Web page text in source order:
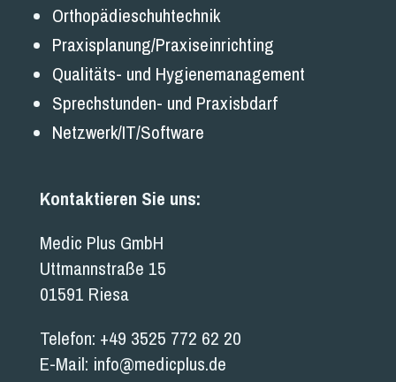
Orthopädieschuhtechnik
Praxisplanung/Praxiseinrichting
Qualitäts- und Hygienemanagement
Sprechstunden- und Praxisbdarf
Netzwerk/IT/Software
Kontaktieren Sie uns:
Medic Plus GmbH
Uttmannstraße 15
01591 Riesa
Telefon: +49 3525 772 62 20
E-Mail: info@medicplus.de